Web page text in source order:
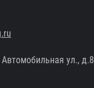
Автомобильная ул., д.8